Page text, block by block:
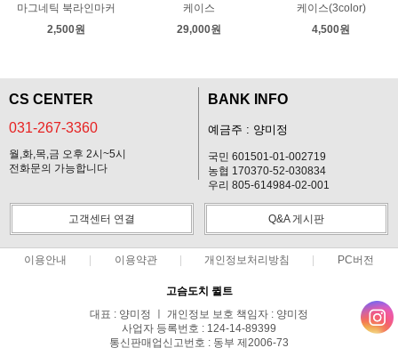
마그네틱 북라인마커
2,500원
케이스
29,000원
케이스(3color)
4,500원
CS CENTER
031-267-3360
월,화,목,금 오후 2시~5시
전화문의 가능합니다
BANK INFO
예금주 : 양미정
국민 601501-01-002719
농협 170370-52-030834
우리 805-614984-02-001
고객센터 연결 Q&A 게시판
이용안내 이용약관 개인정보처리방침 PC버전
고슴도치 퀼트
대표 : 양미정 ㅣ 개인정보 보호 책임자 : 양미정
사업자 등록번호 : 124-14-89399
통신판매업신고번호 : 동부 제2006-73